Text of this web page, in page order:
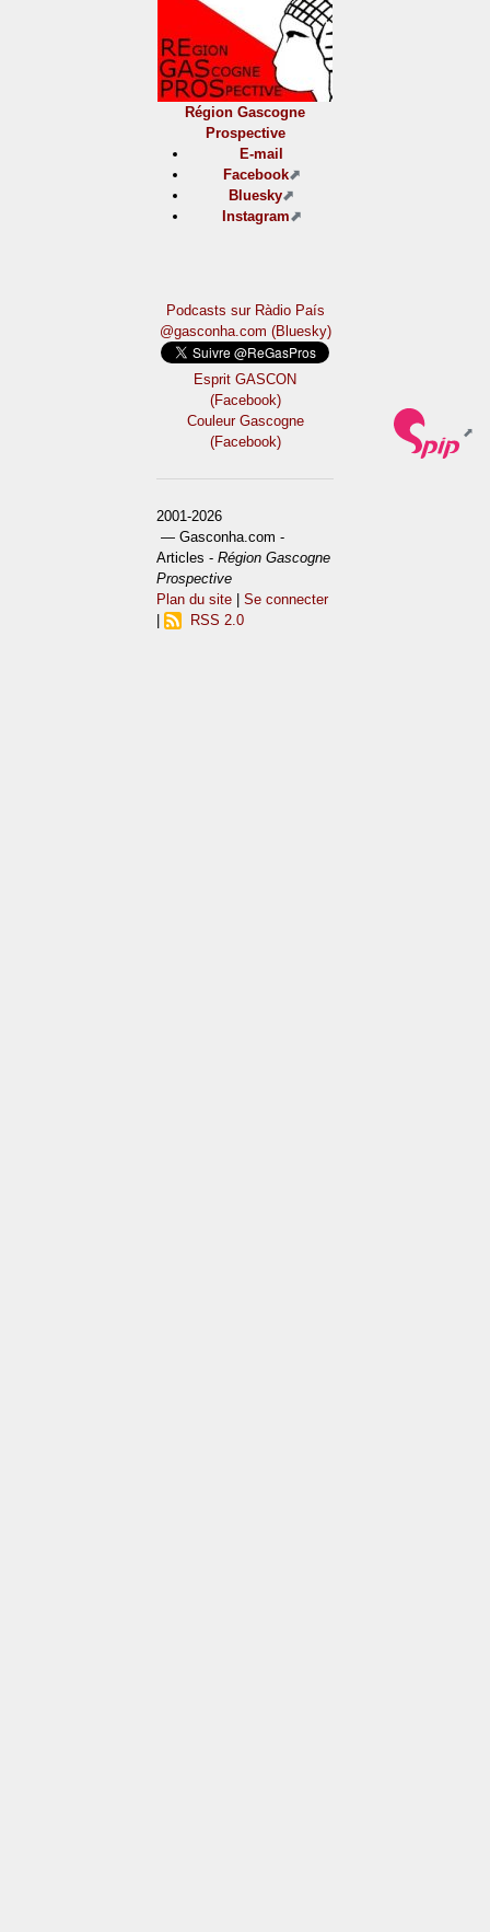
Région Gascogne
Prospective
E-mail
Facebook
Bluesky
Instagram
Podcasts sur Ràdio País
@gasconha.com (Bluesky)
Esprit GASCON
(Facebook)
Couleur Gascogne
(Facebook)
2001-2026
— Gasconha.com -
Articles -Région Gascogne
Prospective
Plan du site |Se connecter
RSS 2.0